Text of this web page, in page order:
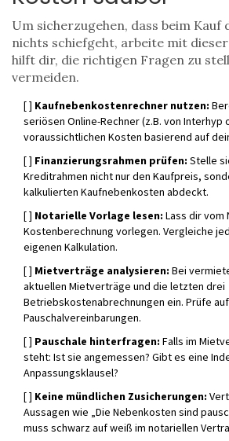
Um sicherzugehen, dass beim
nichts schiefgeht, arbeite mit dieser
hilft dir, die richtigen Fragen zu
vermeiden.
[ ] Kaufnebenkostenrechner nutzen:
seriösen Online-Rechner (z.B. von Interhyp
voraussichtlichen Kosten basierend auf
[ ] Finanzierungsrahmen prüfen: Stelle
Kreditrahmen nicht nur den Kaufpreis,
kalkulierten Kaufnebenkosten abdeckt.
[ ] Notarielle Vorlage lesen: Lass dir vom
Kostenberechnung vorlegen. Vergleiche
eigenen Kalkulation.
[ ] Mietverträge analysieren: Bei
aktuellen Mietverträge und die letzten drei
Betriebskostenabrechnungen ein. Prüfe auf
Pauschalvereinbarungen.
[ ] Pauschale hinterfragen: Falls im
steht: Ist sie angemessen? Gibt es eine
Anpassungsklausel?
[ ] Keine mündlichen Zusicherungen:
Aussagen wie „Die Nebenkosten sind
muss schwarz auf weiß im notariellen